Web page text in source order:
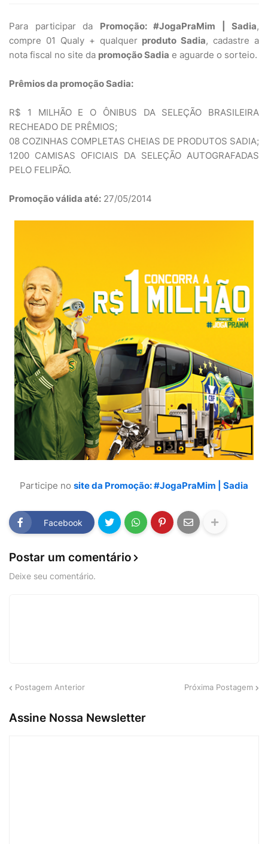
Para participar da Promoção: #JogaPraMim | Sadia,
compre 01 Qualy + qualquer produto Sadia, cadastre a
nota fiscal no site da promoção Sadia e aguarde o sorteio.
Prêmios da promoção Sadia:
R$ 1 MILHÃO E O ÔNIBUS DA SELEÇÃO BRASILEIRA
RECHEADO DE PRÊMIOS;
08 COZINHAS COMPLETAS CHEIAS DE PRODUTOS SADIA;
1200 CAMISAS OFICIAIS DA SELEÇÃO AUTOGRAFADAS
PELO FELIPÃO.
Promoção válida até: 27/05/2014
Participe no site da Promoção: #JogaPraMim | Sadia
Facebook
Postar um comentário
Deixe seu comentário.
Postagem Anterior Próxima Postagem
Assine Nossa Newsletter